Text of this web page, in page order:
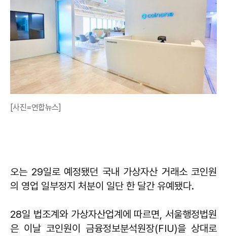
[사진=연합뉴스]
오는 29일로 예정됐던 국내 가상자산 거래소 코인원
의 영업 일부정지 처분이 일단 한 달간 유예됐다.
28일 법조계와 가상자산업계에 따르면, 서울행정법원
은 이날 코인원이 금융정보분석원장(FIU)을 상대로